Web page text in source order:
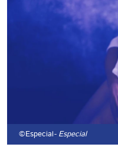
©Especial- Especial